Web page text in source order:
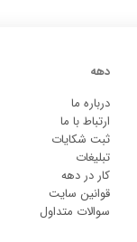
دهه
درباره ما
ارتباط با ما
ثبت شکایات
تبلیغات
کار در دهه
قوانین سایت
سوالات متداول